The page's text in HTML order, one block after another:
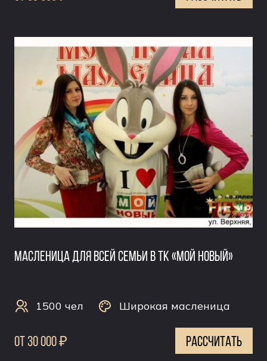
Масленица для всей семьи в ТК «Мой Новый»
1500 чел Широкая масленица
0т 30 000 ₽ рассчитать